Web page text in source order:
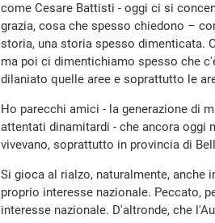
come Cesare Battisti - oggi ci si
grazia, cosa che spesso chiedono –
storia, una storia spesso dimenticata.
ma poi ci dimentichiamo spesso che
dilaniato quelle aree e soprattutto le
Ho parecchi amici - la generazione di
attentati dinamitardi - che ancora
vivevano, soprattutto in provincia di
Si gioca al rialzo, naturalmente, anche
proprio interesse nazionale. Peccato,
interesse nazionale. D'altronde, che